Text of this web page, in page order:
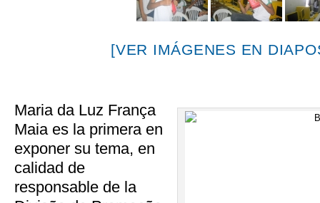
[VER IMÁGENES EN
Maria da Luz França
Maia es la primera en
exponer su tema, en
calidad de
responsable de la